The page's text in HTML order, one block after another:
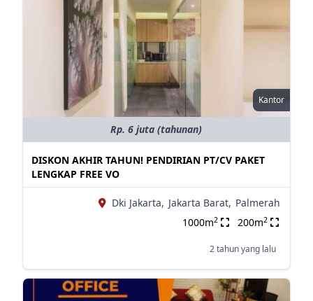
Kantor
Rp. 6 juta (tahunan)
DISKON AKHIR TAHUN! PENDIRIAN PT/CV PAKET
LENGKAP FREE VO
Dki Jakarta, Jakarta Barat, Palmerah
1000m2 200m2
2 tahun yang lalu